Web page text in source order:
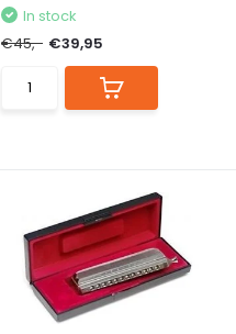
In stock
€45,- €39,95